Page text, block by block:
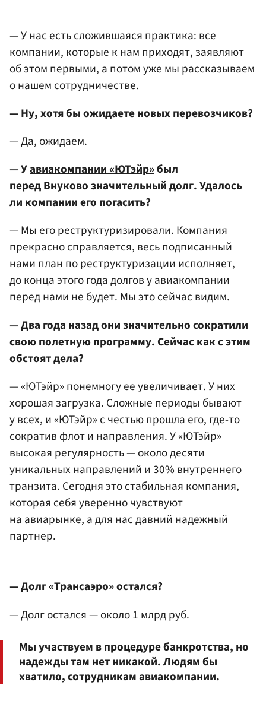
— У нас есть сложившаяся практика: все
компании, которые к нам приходят, заявляют
об этом первыми, а потом уже мы рассказываем
о нашем сотрудничестве.
— Ну, хотя бы ожидаете новых перевозчиков?
— Да, ожидаем.
— Уавиакомпании «ЮТэйр»был
перед Внуково значительный долг. Удалось
ли компании его погасить?
— Мы его реструктуризировали. Компания
прекрасно справляется, весь подписанный
нами план по реструктуризации исполняет,
до конца этого года долгов у авиакомпании
перед нами не будет. Мы это сейчас видим.
— Два года назад они значительно сократили
свою полетную программу. Сейчас как с этим
обстоят дела?
— «ЮТэйр» понемногу ее увеличивает. У них
хорошая загрузка. Сложные периоды бывают
у всех, и «ЮТэйр» с честью прошла его, где-то
сократив флот и направления. У «ЮТэйр»
высокая регулярность — около десяти
уникальных направлений и 30% внутреннего
транзита. Сегодня это стабильная компания,
которая себя уверенно чувствуют
на авиарынке, а для нас давний надежный
партнер.
— Долг «Трансаэро» остался?
— Долг остался — около 1 млрд руб.
Мы участвуем в процедуре банкротства, но
надежды там нет никакой. Людям бы
хватило, сотрудникам авиакомпании.